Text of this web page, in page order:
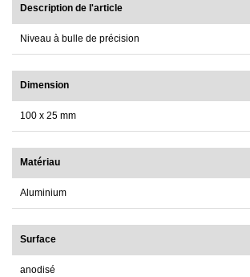
Description de l'article
Niveau à bulle de précision
Dimension
100 x 25 mm
Matériau
Aluminium
Surface
anodisé